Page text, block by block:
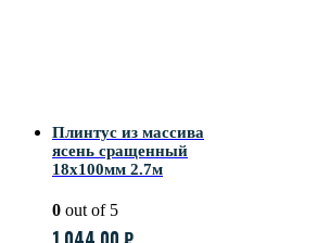
Плинтус из массива
ясень сращенный
18х100мм 2.7м
0 out of 5